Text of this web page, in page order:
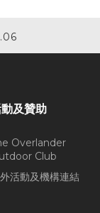
及贊助
Overlander
Club
活動及機構連結